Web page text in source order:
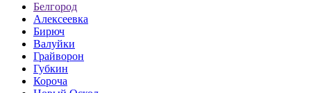
Белгород
Алексеевка
Бирюч
Валуйки
Грайворон
Губкин
Короча